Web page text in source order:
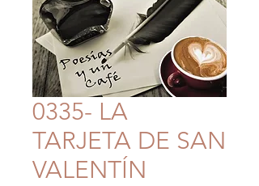
0335- LA
TARJETA DE SAN
VALENTÍN